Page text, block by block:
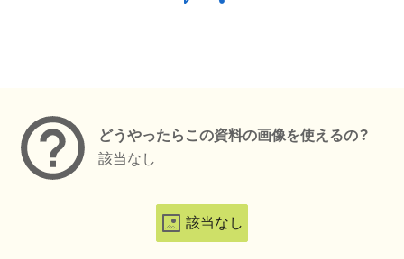
どうやったらこの資料の画像を使えるの？
該当なし
該当なし